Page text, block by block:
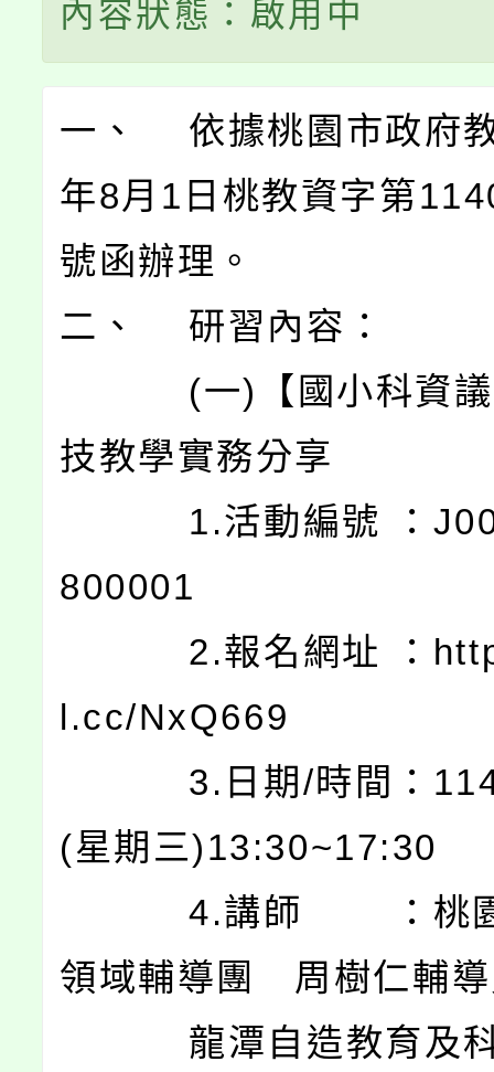
內容狀態：啟用中
一、 依據桃園市政府
年8月1日桃教資字第
號函辦理。
二、 研習內容：
(一)【國小科資議
技教學實務分享
1.活動編號 ：
800001
2.報名網址 ：
l.cc/NxQ669
3.日期/時間：
(星期三)13:30~17:30
4.講師 ：桃園
領域輔導團 周樹仁輔
龍潭自造教育及